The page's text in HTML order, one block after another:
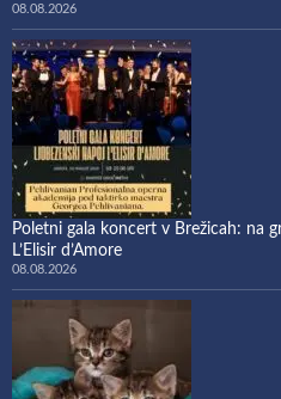
08.08.2026
Poletni gala koncert v Brežicah: na
L’Elisir d’Amore
08.08.2026